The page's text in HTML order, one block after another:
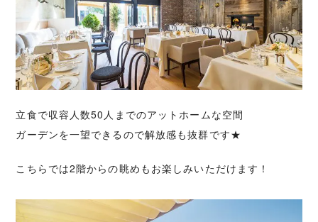
立食で収容人数50人までのアットホームな空間
ガーデンを一望できるので解放感も抜群です★
こちらでは2階からの眺めもお楽しみいただけます！